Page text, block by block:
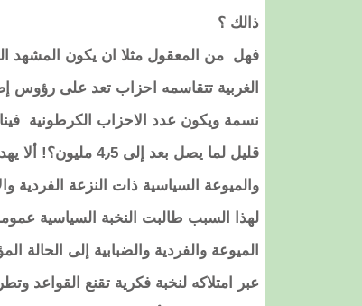
ذالك ؟
فهل من المعقول مثلا ان يكون المشهد
الغربية تتقاسمه احزاب تعد على رؤوس
قليل لما يصل بعد
والميوعة السياسية ذات النزعة الفردية
لهذا السبب طالبت النخبة السياسية
الميوعة والفردية والضبابية إلى الحالة
عبر امتلاكه لنخبة فكرية تقنع